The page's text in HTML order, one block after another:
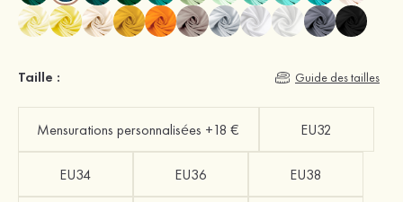
Taille : Guide des tailles
Mensurations personnalisées +18 € EU32
EU34 EU36 EU38